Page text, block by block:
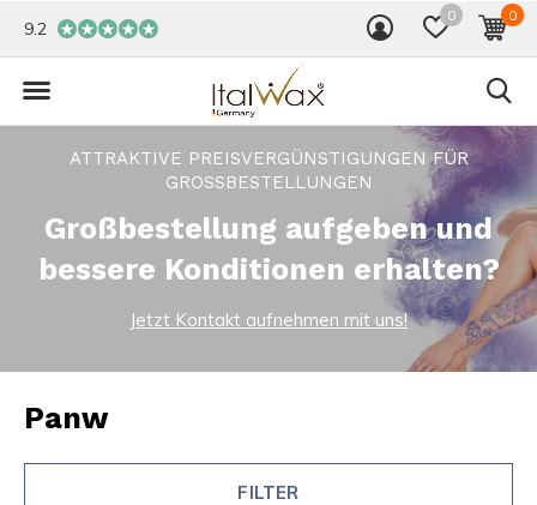
0 0
9.2
ATTRAKTIVE PREISVERGÜNSTIGUNGEN FÜR
GROSSBESTELLUNGEN
Großbestellung aufgeben und
bessere Konditionen erhalten?
Jetzt Kontakt aufnehmen mit uns!
Panw
FILTER